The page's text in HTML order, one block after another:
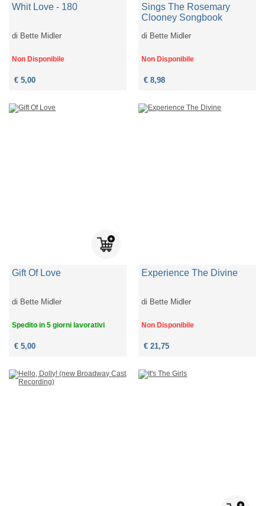
Whit Love - 180
di Bette Midler
Non Disponibile
€ 5,00
Sings The Rosemary
Clooney Songbook
di Bette Midler
Non Disponibile
€ 8,98
Gift Of Love
di Bette Midler
Spedito in 5 giorni lavorativi
€ 5,00
Experience The Divine
di Bette Midler
Non Disponibile
€ 21,75